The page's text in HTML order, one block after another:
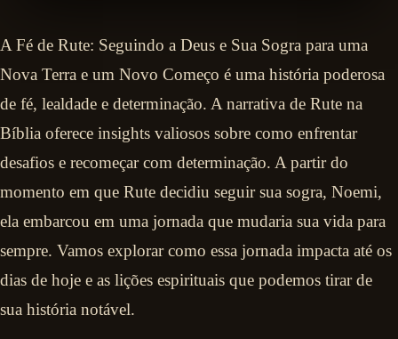
A Fé de Rute: Seguindo a Deus e Sua Sogra para uma
Nova Terra e um Novo Começo é uma história poderosa
de fé, lealdade e determinação. A narrativa de Rute na
Bíblia oferece insights valiosos sobre como enfrentar
desafios e recomeçar com determinação. A partir do
momento em que Rute decidiu seguir sua sogra, Noemi,
ela embarcou em uma jornada que mudaria sua vida para
sempre. Vamos explorar como essa jornada impacta até os
dias de hoje e as lições espirituais que podemos tirar de
sua história notável.